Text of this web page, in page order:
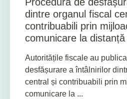
dintre organul fiscal
contribuabili prin
comunicare la distanță
Autoritățile fiscale au
desfășurare a întâlnirilor
central și contribuabili prin
comunicare la ...